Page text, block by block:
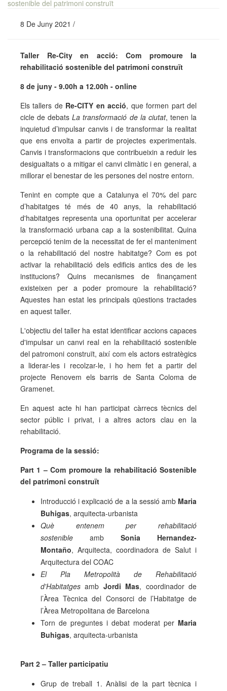
8 De Juny 2021 /
Taller Re-City en acció: Com promoure la
rehabilitació sostenible del patrimoni construït
8 de juny - 9.00h a 12.00h - online
Els tallers de Re-CITY en acció, que formen part del
cicle de debatsLa transformació de la ciutat, tenen la
inquietud d’impulsar canvis i de transformar la realitat
que ens envolta a partir de projectes experimentals.
Canvis i transformacions que contribueixin a reduir les
desigualtats o a mitigar el canvi climàtic i en general, a
millorar el benestar de les persones del nostre entorn.
Tenint en compte que a Catalunya el 70% del parc
d’habitatges té més de 40 anys, la rehabilitació
d'habitatges representa una oportunitat per accelerar
la transformació urbana cap a la sostenibilitat. Quina
percepció tenim de la necessitat de fer el manteniment
o la rehabilitació del nostre habitatge? Com es pot
activar la rehabilitació dels edificis antics des de les
institucions? Quins mecanismes de finançament
existeixen per a poder promoure la rehabilitació?
Aquestes han estat les principals qüestions tractades
en aquest taller.
L'objectiu del taller ha estat identificar accions capaces
d'impulsar un canvi real en la rehabilitació sostenible
del patromoni construït, així com els actors estratègics
a liderar-les i recolzar-le, i ho hem fet a partir del
projecte Renovem els barris de Santa Coloma de
Gramenet.
En aquest acte hi han participat càrrecs tècnics del
sector públic i privat, i a altres actors clau en la
rehabilitació.
Programa de la sessió:
Part 1 – Com promoure la rehabilitació Sostenible
del patrimoni construït
Introducció i explicació de a la sessió amb Maria
Buhigas, arquitecta-urbanista
Què entenem per rehabilitació
sostenible amb Sonia Hernandez-
Montaño, Arquitecta, coordinadora de Salut i
Arquitectura del COAC
El Pla Metropolità de Rehabilitació
d'Habitatges amb Jordi Mas, coordinador de
l’Àrea Tècnica del Consorci de l’Habitatge de
l’Àrea Metropolitana de Barcelona
Torn de preguntes i debat moderat per Maria
Buhigas, arquitecta-urbanista
Part 2 – Taller participatiu
Grup de treball 1. Anàlisi de la part tècnica i